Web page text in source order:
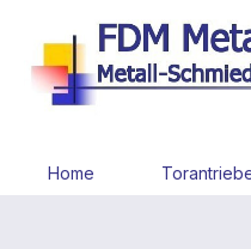
Hauptinhalt springen
Zur Suche springen
Zur Hauptnavigation
Home